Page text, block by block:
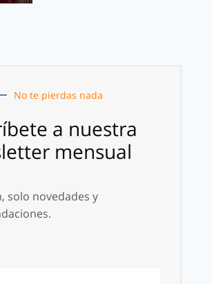
No te pierdas nada
a nuestra
mensual
solo novedades y